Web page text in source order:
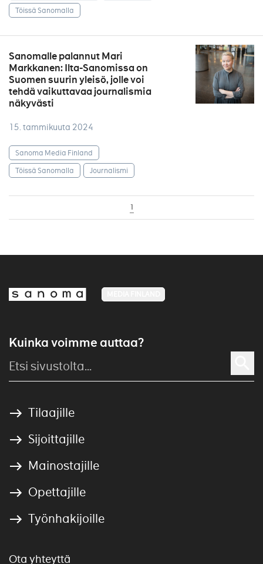
Töissä Sanomalla
Sanomalle palannut Mari
Markkanen: Ilta-Sanomissa on
Suomen suurin yleisö, jolle voi
tehdä vaikuttavaa journalismia
näkyvästi
15. tammikuuta 2024
Sanoma Media Finland
Töissä Sanomalla
Journalismi
1
Kuinka voimme auttaa?
Tilaajille
Sijoittajille
Mainostajille
Opettajille
Työnhakijoille
Ota yhteyttä